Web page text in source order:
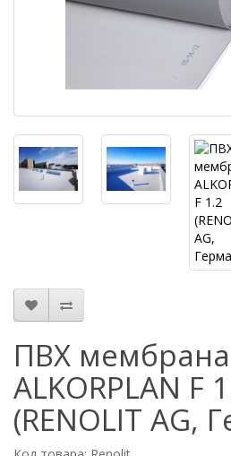
ПВХ мембрана
ALKORPLAN F
(RENOLIT AG,